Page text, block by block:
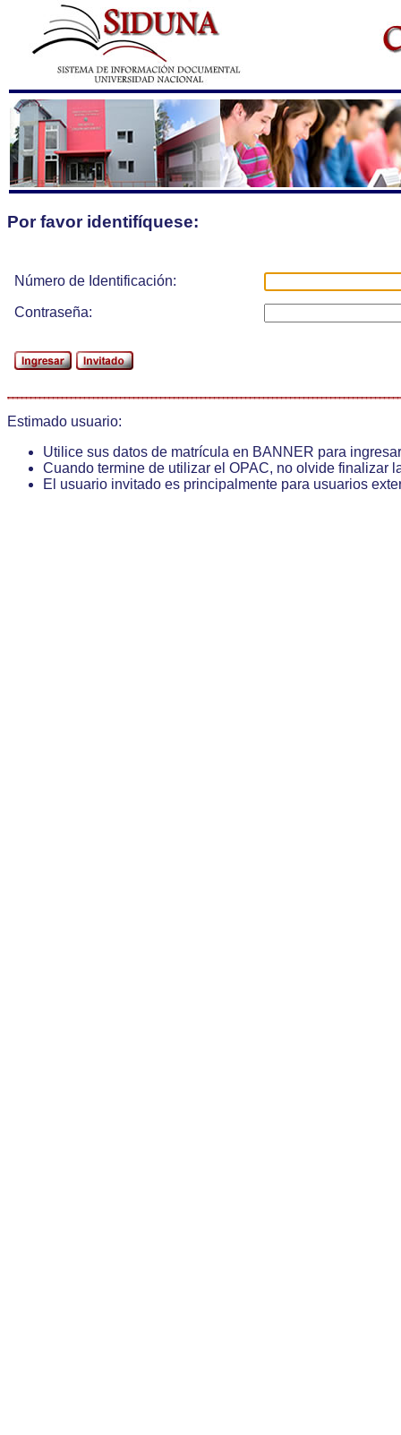
Por favor identifíquese:
Número de Identificación:
Contraseña:
Estimado usuario:
Utilice sus datos de matrícula en BANNER para ingresar
Cuando termine de utilizar el OPAC, no olvide finalizar
El usuario invitado es principalmente para usuarios